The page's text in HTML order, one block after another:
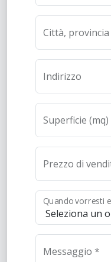
Città,
Indirizzo
Superficie (mq)
Prezzo di
Quando vorresti
Messaggio *